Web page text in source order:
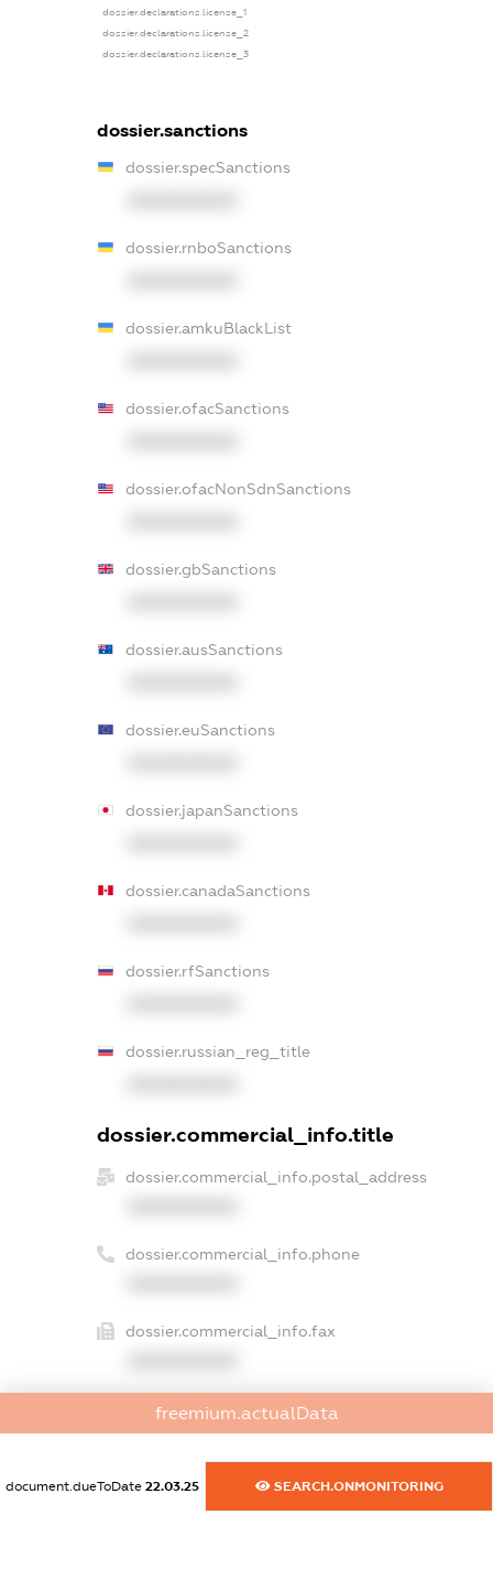
dossier.declarations.license_1
dossier.declarations.license_2
dossier.declarations.license_3
dossier.sanctions
dossier.specSanctions
dossier.rnboSanctions
dossier.amkuBlackList
dossier.ofacSanctions
dossier.ofacNonSdnSanctions
dossier.gbSanctions
dossier.ausSanctions
dossier.euSanctions
dossier.japanSanctions
dossier.canadaSanctions
dossier.rfSanctions
dossier.russian_reg_title
dossier.commercial_info.title
dossier.commercial_info.postal_address
dossier.commercial_info.phone
dossier.commercial_info.fax
dossier.commercial_info.email
XXXXXXXXXX
dossier.commercial_info.website
XXXXXXXXXX
freemium.actualData
document.dueToDate 22.03.25 SEARCH.ONMONITORING